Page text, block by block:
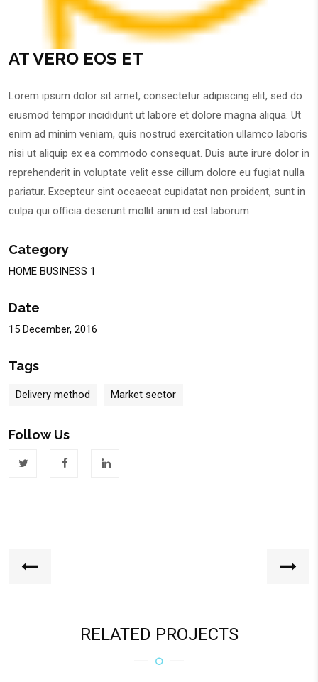
AT VERO EOS ET
Lorem ipsum dolor sit amet, consectetur adipiscing elit, sed do
eiusmod tempor incididunt ut labore et dolore magna aliqua. Ut
enim ad minim veniam, quis nostrud exercitation ullamco laboris
nisi ut aliquip ex ea commodo consequat. Duis aute irure dolor in
reprehenderit in voluptate velit esse cillum dolore eu fugiat nulla
pariatur. Excepteur sint occaecat cupidatat non proident, sunt in
culpa qui officia deserunt mollit anim id est laborum
Category
HOME BUSINESS 1
Date
15 December, 2016
Tags
Delivery method Market sector
Follow Us
RELATED PROJECTS